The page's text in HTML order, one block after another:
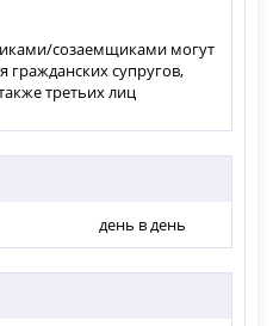
созаемщиками могут
гражданских супругов,
третьих лиц
день в день